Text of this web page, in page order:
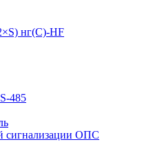
нг(С)-HF
485
сигнализации ОПС